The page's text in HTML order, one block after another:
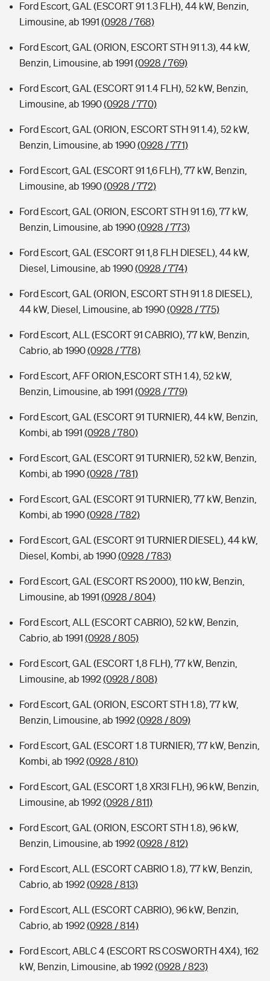
Ford Escort, GAL (ESCORT 91 1.3 FLH), 44 kW, Benzin,
Limousine, ab 1991 (0928 / 768)
Ford Escort, GAL (ORION, ESCORT STH 91 1.3), 44 kW,
Benzin, Limousine, ab 1991 (0928 / 769)
Ford Escort, GAL (ESCORT 91 1.4 FLH), 52 kW, Benzin,
Limousine, ab 1990(0928 / 770)
Ford Escort, GAL (ORION, ESCORT STH 91 1.4), 52 kW,
Benzin, Limousine, ab 1990(0928 / 771)
Ford Escort, GAL (ESCORT 91 1,6 FLH), 77 kW, Benzin,
Limousine, ab 1990(0928 / 772)
Ford Escort, GAL (ORION, ESCORT STH 91 1.6), 77 kW,
Benzin, Limousine, ab 1990(0928 / 773)
Ford Escort, GAL (ESCORT 91 1,8 FLH DIESEL), 44 kW,
Diesel, Limousine, ab 1990(0928 / 774)
Ford Escort, GAL (ORION, ESCORT STH 91 1.8 DIESEL),
44 kW, Diesel, Limousine, ab 1990(0928 / 775)
Ford Escort, ALL (ESCORT 91 CABRIO), 77 kW, Benzin,
Cabrio, ab 1990(0928 / 778)
Ford Escort, AFF ORION,ESCORT STH 1.4), 52 kW,
Benzin, Limousine, ab 1991 (0928 / 779)
Ford Escort, GAL (ESCORT 91 TURNIER), 44 kW, Benzin,
Kombi, ab 1991 (0928 / 780)
Ford Escort, GAL (ESCORT 91 TURNIER), 52 kW, Benzin,
Kombi, ab 1990(0928 / 781)
Ford Escort, GAL (ESCORT 91 TURNIER), 77 kW, Benzin,
Kombi, ab 1990(0928 / 782)
Ford Escort, GAL (ESCORT 91 TURNIER DIESEL), 44 kW,
Diesel, Kombi, ab 1990(0928 / 783)
Ford Escort, GAL (ESCORT RS 2000), 110 kW, Benzin,
Limousine, ab 1991 (0928 / 804)
Ford Escort, ALL (ESCORT CABRIO), 52 kW, Benzin,
Cabrio, ab 1991 (0928 / 805)
Ford Escort, GAL (ESCORT 1,8 FLH), 77 kW, Benzin,
Limousine, ab 1992(0928 / 808)
Ford Escort, GAL (ORION, ESCORT STH 1.8), 77 kW,
Benzin, Limousine, ab 1992(0928 / 809)
Ford Escort, GAL (ESCORT 1.8 TURNIER), 77 kW, Benzin,
Kombi, ab 1992(0928 / 810)
Ford Escort, GAL (ESCORT 1,8 XR3I FLH), 96 kW, Benzin,
Limousine, ab 1992(0928 / 811)
Ford Escort, GAL (ORION, ESCORT STH 1.8), 96 kW,
Benzin, Limousine, ab 1992(0928 / 812)
Ford Escort, ALL (ESCORT CABRIO 1.8), 77 kW, Benzin,
Cabrio, ab 1992(0928 / 813)
Ford Escort, ALL (ESCORT CABRIO), 96 kW, Benzin,
Cabrio, ab 1992(0928 / 814)
Ford Escort, ABLC 4 (ESCORT RS COSWORTH 4X4), 162
kW, Benzin, Limousine, ab 1992(0928 / 823)